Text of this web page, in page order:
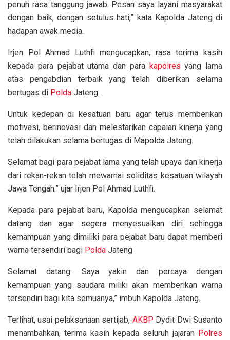
penuh rasa tanggung jawab. Pesan saya layani masyarakat
dengan baik, dengan setulus hati,” kata Kapolda Jateng di
hadapan awak media.
Irjen Pol Ahmad Luthfi mengucapkan, rasa terima kasih
kepada para pejabat utama dan para kapolres yang lama
atas pengabdian terbaik yang telah diberikan selama
bertugas di Polda Jateng.
Untuk kedepan di kesatuan baru agar terus memberikan
motivasi, berinovasi dan melestarikan capaian kinerja yang
telah dilakukan selama bertugas di Mapolda Jateng.
Selamat bagi para pejabat lama yang telah upaya dan kinerja
dari rekan-rekan telah mewarnai soliditas kesatuan wilayah
Jawa Tengah.” ujar Irjen Pol Ahmad Luthfi.
Kepada para pejabat baru, Kapolda mengucapkan selamat
datang dan agar segera menyesuaikan diri sehingga
kemampuan yang dimiliki para pejabat baru dapat memberi
warna tersendiri bagi Polda Jateng
Selamat datang. Saya yakin dan percaya dengan
kemampuan yang saudara miliki akan memberikan warna
tersendiri bagi kita semuanya,” imbuh Kapolda Jateng.
Terlihat, usai pelaksanaan sertijab, AKBP Dydit Dwi Susanto
menambahkan, terima kasih kepada seluruh jajaran Polres